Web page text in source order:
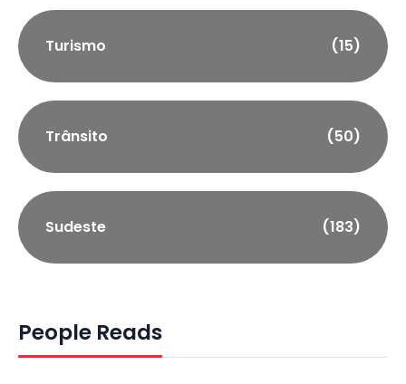
Turismo (15)
Trânsito (50)
Sudeste (183)
People Reads